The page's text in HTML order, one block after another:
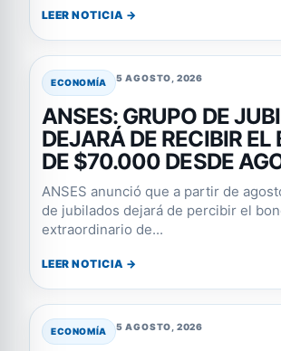
LEER NOTICIA →
ECONOMÍA 5 AGOSTO, 2026
ANSES: GRUPO DE
DEJARÁ DE RECIBIR EL
DE $70.000 DESDE
ANSES anunció que a partir de
de jubilados dejará de percibir el
extraordinario de...
LEER NOTICIA →
ECONOMÍA 5 AGOSTO, 2026